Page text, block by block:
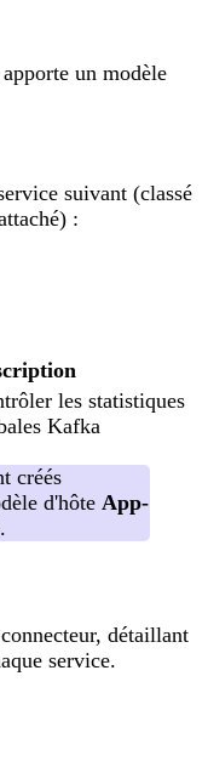
apporte un modèle
suivant (classé
:
les statistiques
Kafka
créés
d'hôte App-
détaillant
service.